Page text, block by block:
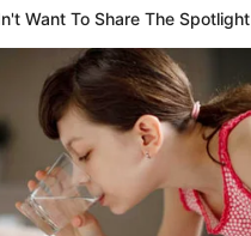
Want To Share The Spotlight